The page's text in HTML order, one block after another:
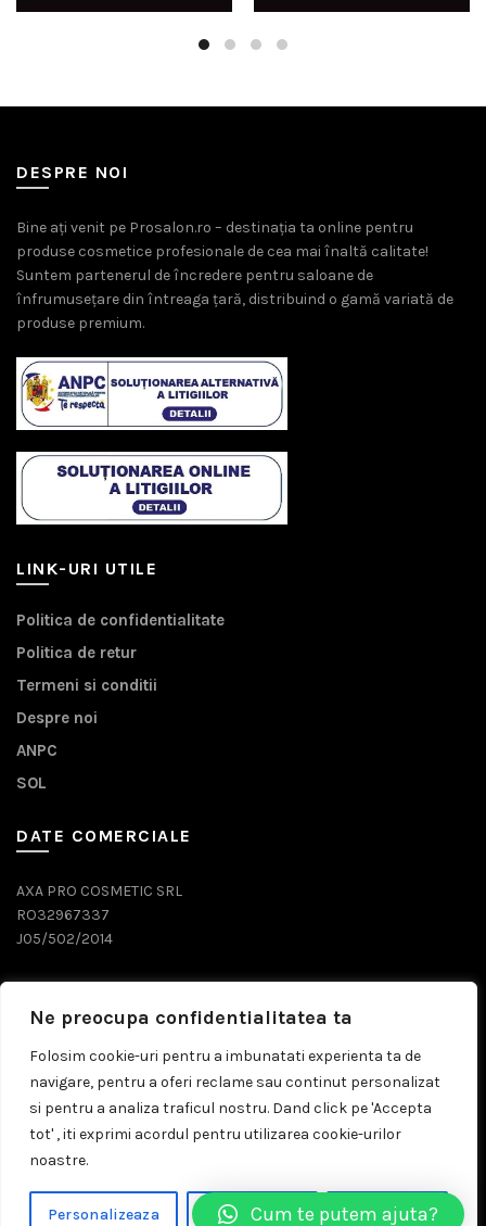
Ne preocupa confidentialitatea ta
Folosim cookie-uri pentru a imbunatati experienta ta de
navigare, pentru a oferi reclame sau continut personalizat
si pentru a analiza traficul nostru. Dand click pe 'Accepta
tot' , iti exprimi acordul pentru utilizarea cookie-urilor
noastre.
Personalizeaza Respinge Tot Accepta Tot
DESPRE NOI
Bine ați venit pe Prosalon.ro – destinația ta online pentru
produse cosmetice profesionale de cea mai înaltă calitate!
Suntem partenerul de încredere pentru saloane de
înfrumusețare din întreaga țară, distribuind o gamă variată de
produse premium.
LINK-URI UTILE
Politica de confidentialitate
Politica de retur
Termeni si conditii
Despre noi
ANPC
SOL
DATE COMERCIALE
AXA PRO COSMETIC SRL
RO32967337
J05/502/2014
0743 071 579
comenzi@prosalon.ro
Prosalon.ro | Distribuitor Cosmetice Profesionale
Cum te putem ajuta?